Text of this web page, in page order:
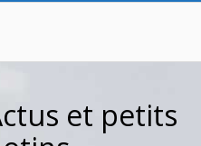
et petits